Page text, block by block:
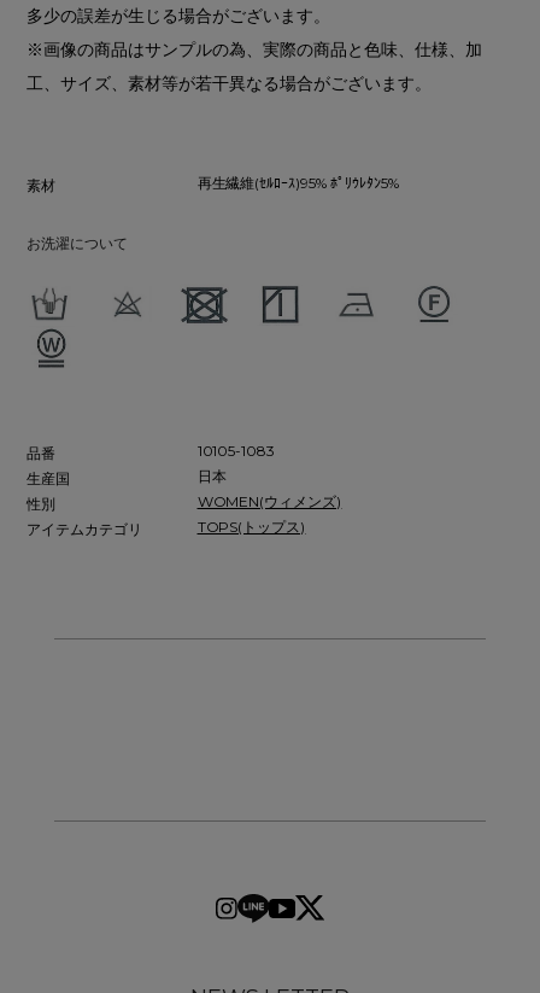
多少の誤差が生じる場合がございます。
※画像の商品はサンプルの為、実際の商品と色味、仕様、加
工、サイズ、素材等が若干異なる場合がございます。
素材 再生繊維(ｾﾙﾛｰｽ)95% ﾎﾟﾘｳﾚﾀﾝ5%
お洗濯について
品番
10105-1083
生産国
日本
性別
WOMEN(ウィメンズ)
アイテムカテゴリ
TOPS(トップス)